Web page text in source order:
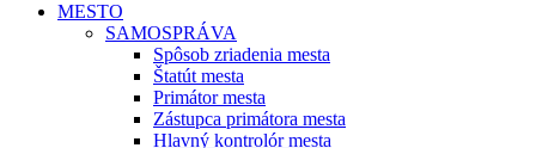
MESTO
SAMOSPRÁVA
Spôsob zriadenia mesta
Štatút mesta
Primátor mesta
Zástupca primátora mesta
Hlavný kontrolór mesta